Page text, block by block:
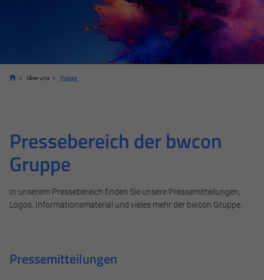
Über uns Presse
Pressebereich der bwcon
Gruppe
In unserem Pressebereich finden Sie unsere Pressemitteilungen,
Logos, Informationsmaterial und vieles mehr der bwcon Gruppe.
Pressemitteilungen